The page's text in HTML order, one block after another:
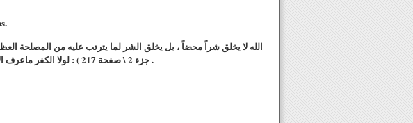
الله لا يخلق شراً محضاً ، بل يخلق الشر لما يترتب عليه من المصلحة
جزء 2 \ صفحة 217 ) : لولا الكفر ماعرف الإنسان نعمة الله عليه بالإيمان ، ولولا الكفر ما قام الجهاد ولولا الكفر لكان خلق النار عبثا .. انتهى باختصار .